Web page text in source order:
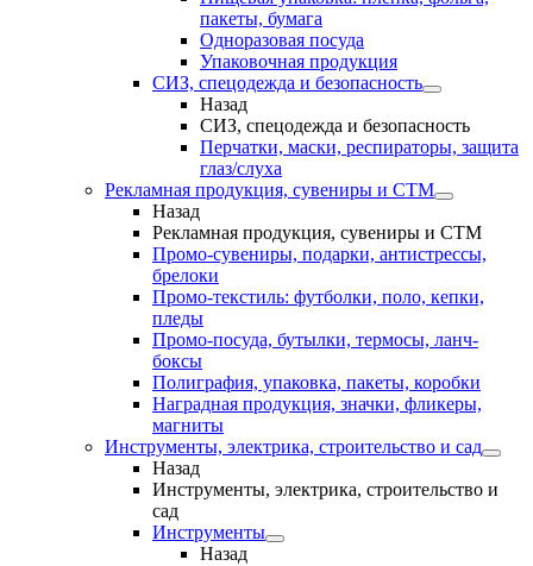
пакеты, бумага
Одноразовая посуда
Упаковочная продукция
СИЗ, спецодежда и безопасность
Назад
СИЗ, спецодежда и безопасность
Перчатки, маски, респираторы, защита
глаз/слуха
Рекламная продукция, сувениры и СТМ
Назад
Рекламная продукция, сувениры и СТМ
Промо-сувениры, подарки, антистрессы,
брелоки
Промо-текстиль: футболки, поло, кепки,
пледы
Промо-посуда, бутылки, термосы, ланч-
боксы
Полиграфия, упаковка, пакеты, коробки
Наградная продукция, значки, фликеры,
магниты
Инструменты, электрика, строительство и сад
Назад
Инструменты, электрика, строительство и
сад
Инструменты
Назад